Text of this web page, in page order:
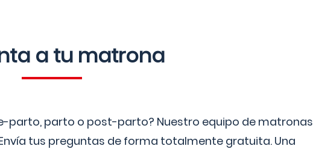
a tu matrona
parto, parto o post-parto? Nuestro equipo de matronas
tus preguntas de forma totalmente gratuita. Una